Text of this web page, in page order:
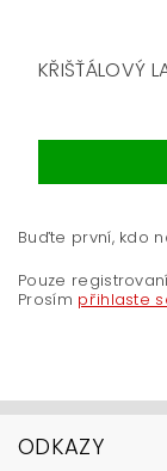
KŘIŠŤÁLOVÝ
Buďte první, kdo
Pouze
Prosím přihlaste
ODKAZY